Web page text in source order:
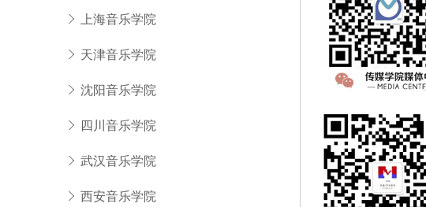
上海音乐学院
天津音乐学院
沈阳音乐学院
四川音乐学院
武汉音乐学院
西安音乐学院